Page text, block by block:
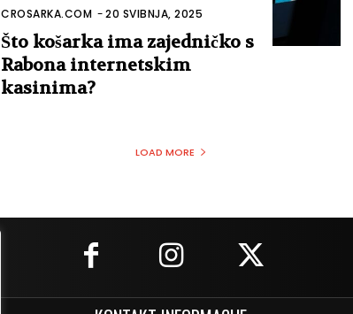
CROSARKA.COM -20 SVIBNJA, 2025
Što košarka ima zajedničko s
Rabona internetskim
kasinima?
LOAD MORE